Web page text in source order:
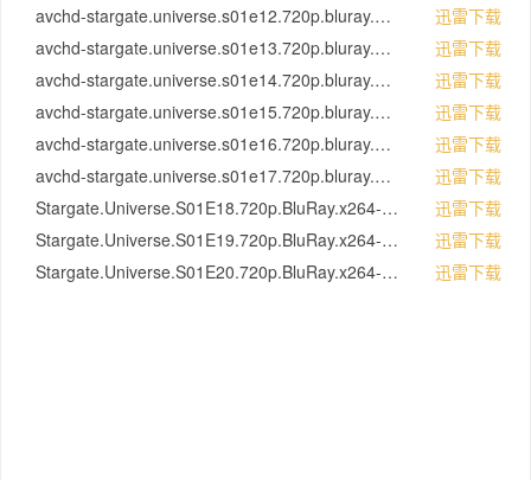
avchd-stargate.universe.s01e12.720p.bluray.mkv
迅雷下载
avchd-stargate.universe.s01e13.720p.bluray.mkv
迅雷下载
avchd-stargate.universe.s01e14.720p.bluray.mkv
迅雷下载
avchd-stargate.universe.s01e15.720p.bluray.mkv.mkv
迅雷下载
avchd-stargate.universe.s01e16.720p.bluray.mkv
迅雷下载
avchd-stargate.universe.s01e17.720p.bluray.mkv
迅雷下载
Stargate.Universe.S01E18.720p.BluRay.x264-SiNNERS.mkv
迅雷下载
Stargate.Universe.S01E19.720p.BluRay.x264-SiNNERS.mkv
迅雷下载
Stargate.Universe.S01E20.720p.BluRay.x264-SiNNERS.mkv
迅雷下载